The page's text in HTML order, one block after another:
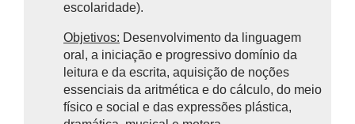
escolaridade).
Objetivos: Desenvolvimento da linguagem
oral, a iniciação e progressivo domínio da
leitura e da escrita, aquisição de noções
essenciais da aritmética e do cálculo, do meio
físico e social e das expressões plástica,